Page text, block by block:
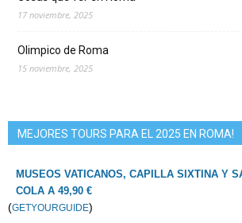
17 noviembre, 2025
Olimpico de Roma
15 noviembre, 2025
MEJORES TOURS PARA EL 2025 EN ROMA!
MUSEOS VATICANOS, CAPILLA SIXTINA Y
COLA A 49,90 €
(GETYOURGUIDE)